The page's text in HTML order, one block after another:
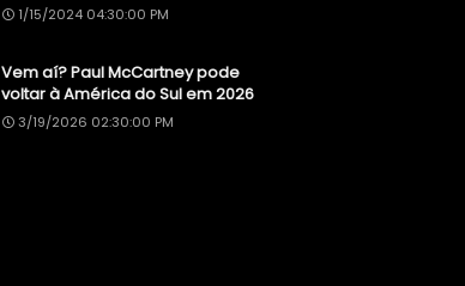
1/15/2024 04:30:00 PM
Vem aí? Paul McCartney pode
voltar à América do Sul em 2026
3/19/2026 02:30:00 PM